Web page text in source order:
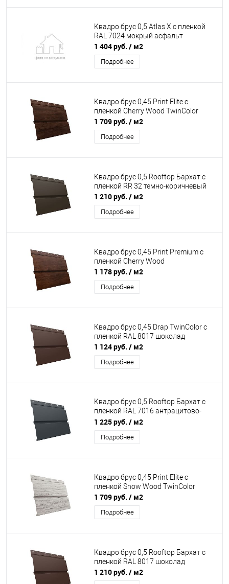
Квадро брус 0,5 Atlas X с пленкой
RAL 7024 мокрый асфальт
1 404 руб. / м2
Подробнее
Квадро брус 0,45 Print Elite с
пленкой Cherry Wood TwinColor
1 709 руб. / м2
Подробнее
Квадро брус 0,5 Rooftop Бархат с
пленкой RR 32 темно-коричневый
1 210 руб. / м2
Подробнее
Квадро брус 0,45 Print Premium с
пленкой Cherry Wood
1 178 руб. / м2
Подробнее
Квадро брус 0,45 Drap TwinColor с
пленкой RAL 8017 шоколад
1 124 руб. / м2
Подробнее
Квадро брус 0,5 Rooftop Бархат с
пленкой RAL 7016 антрацитово-
серый
1 225 руб. / м2
Подробнее
Квадро брус 0,45 Print Elite с
пленкой Snow Wood TwinColor
1 709 руб. / м2
Подробнее
Квадро брус 0,5 Rooftop Бархат с
пленкой RAL 8017 шоколад
1 210 руб. / м2